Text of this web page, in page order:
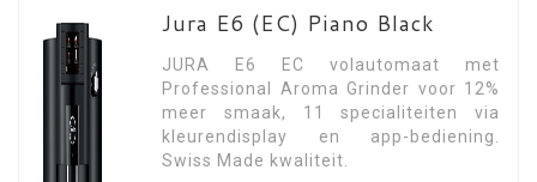
Jura E6 (EC) Piano Black
JURA E6 EC volautomaat met
Professional Aroma Grinder voor 12%
meer smaak, 11 specialiteiten via
kleurendisplay en app-bediening.
Swiss Made kwaliteit.